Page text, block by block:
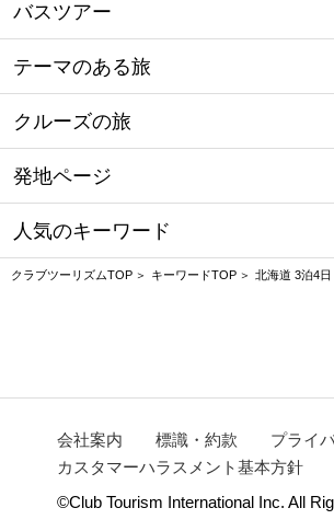
バスツアー
テーマのある旅
クルーズの旅
発地ページ
人気のキーワード
クラブツーリズムTOP キーワードTOP 北海道 3泊4
会社案内 標識・約款
プライ
カスタマーハラスメント基本方針
©Club Tourism International Inc. All